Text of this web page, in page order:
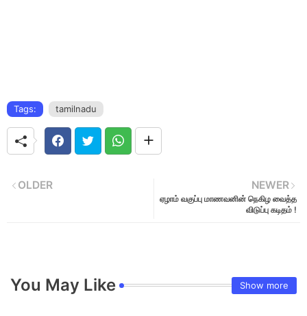
Tags: tamilnadu
NEWER
ஏழாம் வகுப்பு மாணவனின் நெகிழ வைத்த
விடுப்பு கடிதம் !
OLDER
You May Like Show more